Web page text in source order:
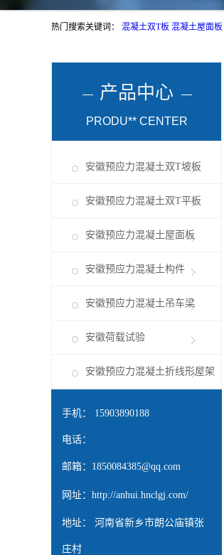
热门搜索关键词： 混凝土双T板 混凝土屋面板
产品中心
PRODU** CENTER
安徽预应力混凝土双T坡板
安徽预应力混凝土双T平板
安徽预应力混凝土屋面板
安徽预应力混凝土构件
安徽预应力混凝土吊车梁
安徽荷载试验
安徽预应力混凝土折线形屋架
手机： 15903890188
电话：
邮箱： 1850084385@qq.com
网址： http://anhui.hnclgj.com/
地址： 河南省新乡市朗公庙镇张
庄村